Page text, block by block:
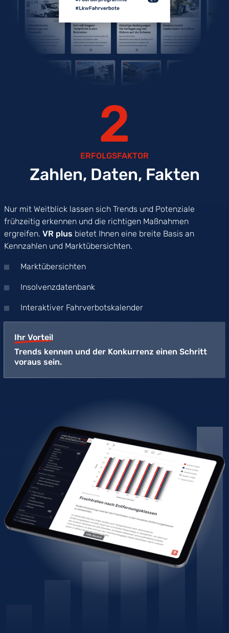
2
ERFOLGSFAKTOR
Zahlen, Daten, Fakten
Nur mit Weitblick lassen sich Trends und Potenziale
frühzeitig erkennen und die richtigen Maßnahmen
ergreifen. VR plus bietet Ihnen eine breite Basis an
Kennzahlen und Marktübersichten.
Marktübersichten
Insolvenzdatenbank
Interaktiver Fahrverbotskalender
Ihr Vorteil
Trends kennen und der Konkurrenz einen Schritt
voraus sein.